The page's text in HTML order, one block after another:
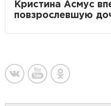
Кристина Асмус
повзрослевшую